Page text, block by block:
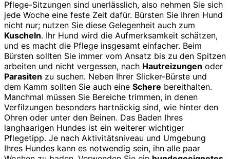
Pflege-Sitzungen sind unerlässlich, also nehmen Sie sich
jede Woche eine feste Zeit dafür. Bürsten Sie Ihren Hund
nicht nur; nutzen Sie diese Gelegenheit auch zum
Kuscheln. Ihr Hund wird die Aufmerksamkeit schätzen,
und es macht die Pflege insgesamt einfacher. Beim
Bürsten sollten Sie immer vom Ansatz bis zu den Spitzen
arbeiten und nicht vergessen, nach Hautreizungen oder
Parasiten zu suchen. Neben Ihrer Slicker-Bürste und
dem Kamm sollten Sie auch eine Schere bereithalten.
Manchmal müssen Sie Bereiche trimmen, in denen
Verfilzungen besonders hartnäckig sind, wie hinter den
Ohren oder unter den Beinen. Das Baden Ihres
langhaarigen Hundes ist ein weiterer wichtiger
Pflegetipp. Je nach Aktivitätsniveau und Umgebung
Ihres Hundes kann es notwendig sein, ihn alle paar